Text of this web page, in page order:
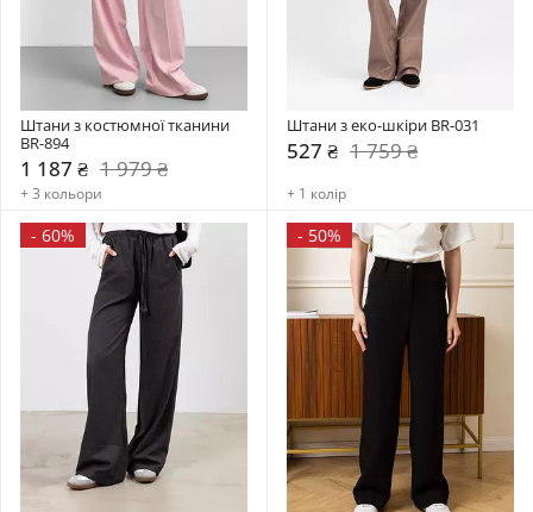
Штани з костюмної тканини
BR-894
1 187 ₴ 1 979 ₴
+ 3 кольори
Штани з еко-шкіри BR-031
527 ₴ 1 759 ₴
+ 1 колір
- 60% - 50%